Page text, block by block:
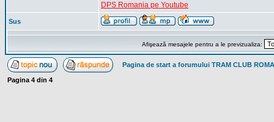
DPS Romania pe Youtube
Sus
Afişează mesajele pentru a le previzualiza:
Pagina de start a forumului TRAM CLUB
Pagina 4 din 4